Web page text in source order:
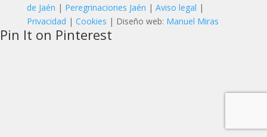
de Jaén | Peregrinaciones Jaén | Aviso legal |
Privacidad | Cookies | Diseño web: Manuel Miras
Pin It on Pinterest